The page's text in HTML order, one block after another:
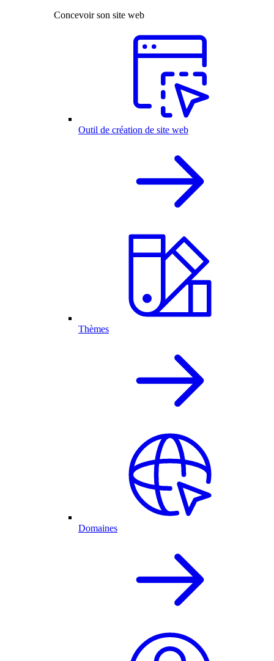
Concevoir son site web
Outil de création de site web
Thèmes
Domaines